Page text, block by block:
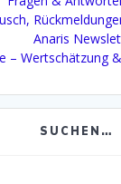
Anaris
– Wertschätzung
SUCHEN…